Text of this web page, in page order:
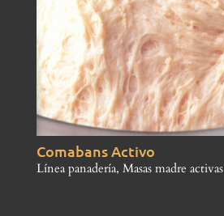
Comabans Activo
Línea panadería, Masas madre activas